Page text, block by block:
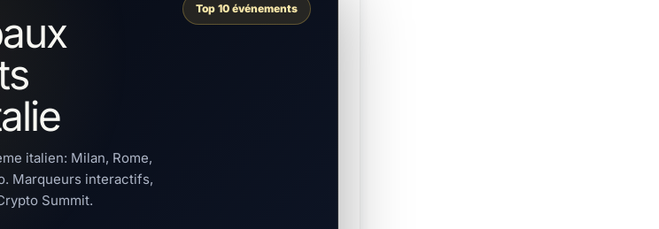
italien: Milan, Rome,
Marqueurs interactifs,
Summit.
Top 10 événements